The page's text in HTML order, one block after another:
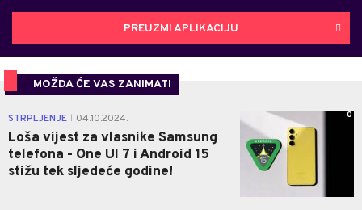
PREUZMI APLIKACIJU
MOŽDA ĆE VAS ZANIMATI
STRPLJENJE 04.10.2024.
Loša vijest za vlasnike Samsung
telefona - One UI 7 i Android 15
stižu tek sljedeće godine!
0